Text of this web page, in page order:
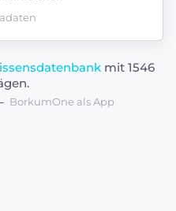
mit 1546
BorkumOne als App